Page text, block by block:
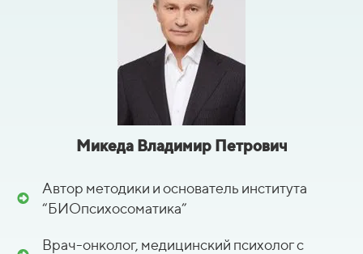
Микеда Владимир Петрович
Автор методики и основатель института
“БИОпсихосоматика”
Врач-онколог, медицинский психолог с